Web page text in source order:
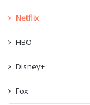
Netflix
HBO
Disney+
Fox